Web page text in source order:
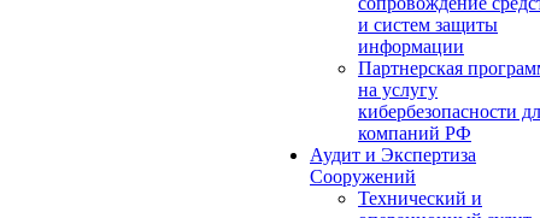
и систем защиты
информации
Партнерская
на услугу
кибербезопасности
компаний РФ
Аудит и Экспертиза
Сооружений
Технический и